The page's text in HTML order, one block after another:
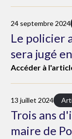
24 septembre 2024
Le policier
sera jugé
Accéder à
13 juillet 2024
Trois ans
maire de